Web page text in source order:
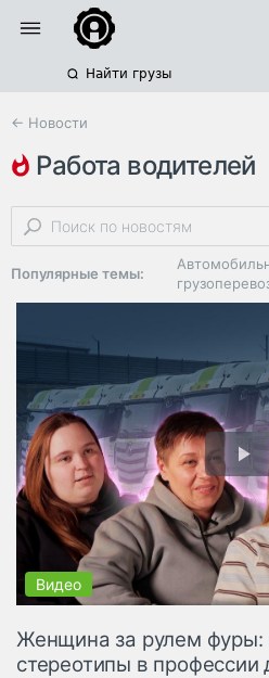
Найти грузы
← Новости
работа водителей
дальнобойщики условия труда и
Популярные темы:
ЭДО, ИТ в
логистике
Дороги,
Логистика,
опасные
страхование
Таможня и
Женщина за рулем фуры:
стереотипы в